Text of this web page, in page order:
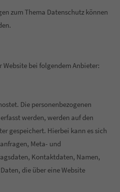
zum Thema Datenschutz können
bei folgendem Anbieter:
Die personenbezogenen
werden, werden auf den
gespeichert. Hierbei kann es sich
Meta- und
Kontaktdaten, Namen,
die über eine Website